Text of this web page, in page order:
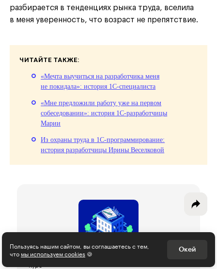
разбирается в тенденциях рынка труда, вселила
в меня уверенность, что возраст не препятствие.
ЧИТАЙТЕ ТАКЖЕ:
«Мечта выучиться на разработчика меня
не покидала»: история 1С‑специалиста
«Мне предложили работу уже на первом
собеседовании»: история 1С-разработчицы
Марии
Из охраны труда в 1С-программирование:
история разработчицы Ирины Веселковой
Пользуясь нашим сайтом, вы соглашаетесь с тем,
что мы используем cookies 🍪 Окей
Интересное - на почту!
Выберите тему рассылки
и получите 5 бесплатных курсов:
Разработка игр
Психология, общество
Маркетинг